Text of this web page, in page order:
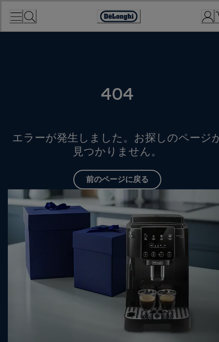
Accessibility
Statement
404
エラーが発生しました。お探しのページ
見つかりません。
前のページに戻る